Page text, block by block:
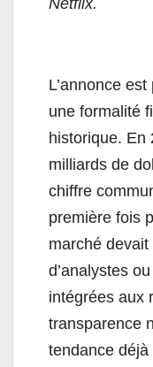
Netflix.
L’annonce
une formalité
historique. En
milliards de
chiffre
première fois
marché devait
d’analystes
intégrées aux
transparence
tendance déjà